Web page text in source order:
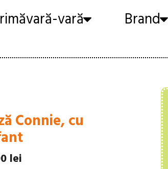
vară Brand
Connie, cu
lei